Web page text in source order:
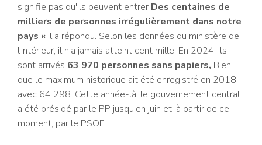
signifie pas qu'ils peuvent entrer Des centaines de
milliers de personnes irrégulièrement dans notre
pays « il a répondu. Selon les données du ministère de
l'Intérieur, il n'a jamais atteint cent mille. En 2024, ils
sont arrivés 63 970 personnes sans papiers, Bien
que le maximum historique ait été enregistré en 2018,
avec 64 298. Cette année-là, le gouvernement central
a été présidé par le PP jusqu'en juin et, à partir de ce
moment, par le PSOE.